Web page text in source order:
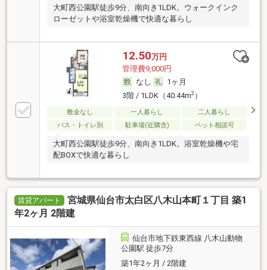
大町西公園駅徒歩9分、南向き1LDK。ウォークインク
ローゼットや浴室乾燥機で快適な暮らし
12.50万円
管理費9,000円
なし
1ヶ月
3階 / 1LDK（40.44m2）
敷金なし 一人暮らし
二人暮らし
バス・トイレ別
駐車場(近隣含) ペット相談可
大町西公園駅徒歩9分、南向き1LDK。浴室乾燥機や宅
配BOXで快適な暮らし
賃貸アパート
宮城県仙台市太白区八木山本町１丁目 築1
年2ヶ月 2階建
仙台市地下鉄東西線 八木山動物
公園駅 徒歩7分
築1年2ヶ月 / 2階建